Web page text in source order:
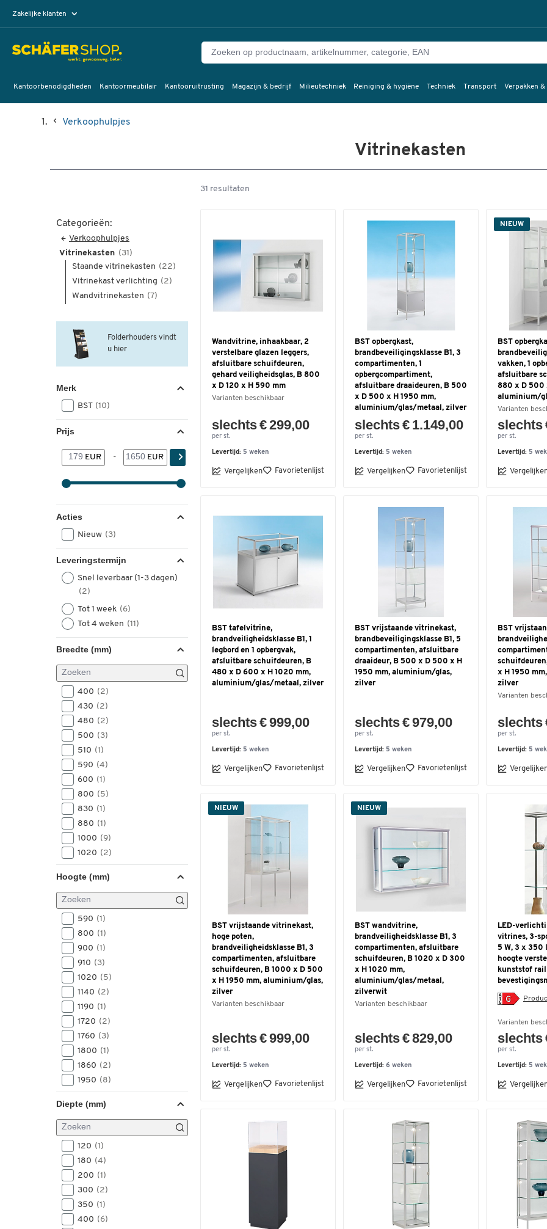
Zakelijke klanten
Kantoorbenodigdheden Kantoormeubilair Kantooruitrusting Magazijn & bedrijf Milieutechniek Reiniging & hygiëne Techniek Transport Verpakken
Verkoophulpjes
Vitrinekasten
Categorieën:
Verkoophulpjes
Vitrinekasten (31)
Staande vitrinekasten (22)
Vitrinekast verlichting (2)
Wandvitrinekasten (7)
Folderhouders vindt
u hier
Merk
BST (10)
Prijs
EUR - EUR
Acties
Nieuw (3)
Leveringstermijn
Snel leverbaar (1-3 dagen)
(2)
Tot 1 week (6)
Tot 4 weken (11)
Breedte (mm)
400 (2)
430 (2)
480 (2)
500 (3)
510 (1)
590 (4)
600 (1)
800 (5)
830 (1)
880 (1)
1000 (9)
1020 (2)
1200(4)
1220(2)
1500
1520(2)
Hoogte (mm)
590 (1)
800 (1)
900 (1)
910 (3)
1020 (5)
1140 (2)
1190 (1)
1720 (2)
1760 (3)
1800 (1)
1860 (2)
1950 (8)
Diepte (mm)
120 (1)
180 (4)
200 (1)
300 (2)
350 (1)
400 (6)
31 resultaten
Wandvitrine, inhaakbaar, 2
verstelbare glazen leggers,
afsluitbare schuifdeuren,
gehard veiligheidsglas, B 800
x D 120 x H 590 mm
Varianten beschikbaar
slechts € 299,00
per st.
Levertijd: 5 weken
Vergelijken Favorietenlijst
BST opbergkast,
brandbeveiligingsklasse B1, 3
compartimenten, 1
opbergcompartiment,
afsluitbare draaideuren, B 500
x D 500 x H 1950 mm,
aluminium/glas/metaal, zilver
slechts € 1.149,00
per st.
Levertijd: 5 weken
Vergelijken Favorietenlijst
NIEUW
BST
vakken, 1
afsluitbare
880 x D 500
aluminium/
Varianten
slechts
per st.
Levertijd: 5
BST tafelvitrine,
brandveiligheidsklasse B1, 1
legbord en 1 opbergvak,
afsluitbare schuifdeuren, B
480 x D 600 x H 1020 mm,
aluminium/glas/metaal, zilver
slechts € 999,00
per st.
Levertijd: 5 weken
Vergelijken Favorietenlijst
BST vrijstaande vitrinekast,
brandbeveiligingsklasse B1, 5
compartimenten, afsluitbare
draaideur, B 500 x D 500 x H
1950 mm, aluminium/glas,
zilver
slechts € 979,00
per st.
Levertijd: 5 weken
Vergelijken Favorietenlijst
BST
x H 1950
zilver
Varianten
slechts
per st.
Levertijd: 5
NIEUW
BST vrijstaande vitrinekast,
hoge poten,
brandveiligheidsklasse B1, 3
compartimenten, afsluitbare
schuifdeuren, B 1000 x D 500
x H 1950 mm, aluminium/glas,
zilver
Varianten beschikbaar
slechts € 999,00
per st.
Levertijd: 5 weken
Vergelijken Favorietenlijst
NIEUW
BST wandvitrine,
brandveiligheidsklasse B1, 3
compartimenten, afsluitbare
schuifdeuren, B 1020 x D 300
x H 1020 mm,
aluminium/glas/metaal,
zilverwit
Varianten beschikbaar
slechts € 829,00
per st.
Levertijd: 6 weken
Vergelijken Favorietenlijst
LED-
vitrines, 3-
5 W, 3 x 350
hoogte
kunststof rail
Varianten
slechts
per st.
Levertijd: 5